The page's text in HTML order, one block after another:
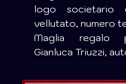
logo
vellutato, numero
Maglia regalo
Gianluca Triuzzi,